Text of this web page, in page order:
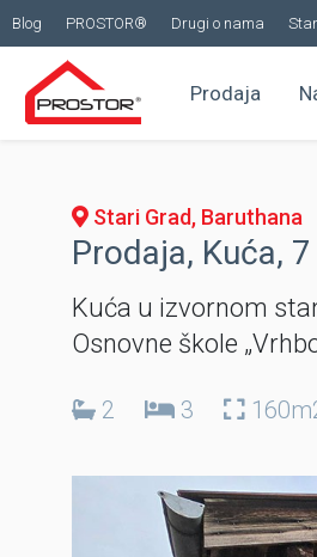
Blog PROSTOR® Drugi o nama
Prodaja
Stari Grad, Baruthana
Prodaja, Kuća,
Kuća u izvornom
Osnovne škole
2 3